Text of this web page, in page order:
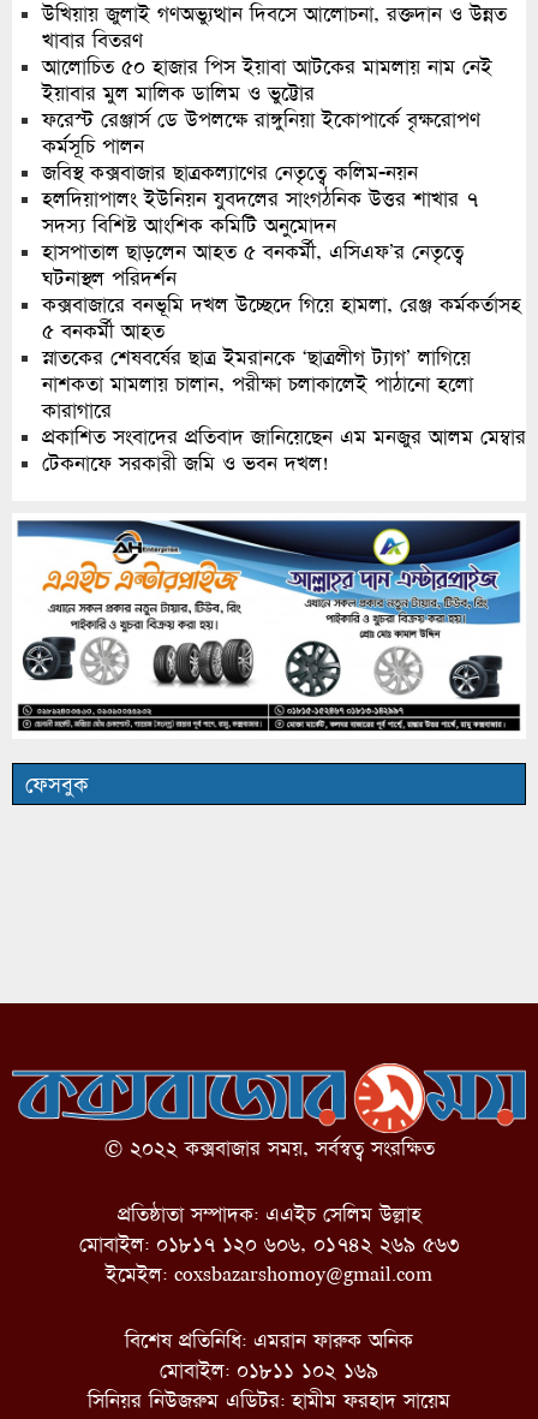
উখিয়ায় জুলাই গণঅভ্যুত্থান দিবসে আলোচনা, রক্তদান ও উন্নত
খাবার বিতরণ
আলোচিত ৫০ হাজার পিস ইয়াবা আটকের মামলায় নাম নেই
ইয়াবার মুল মালিক ডালিম ও ভুট্টোর
ফরেস্ট রেঞ্জার্স ডে উপলক্ষে রাঙ্গুনিয়া ইকোপার্কে বৃক্ষরোপণ
কর্মসূচি পালন
জবিস্থ কক্সবাজার ছাত্রকল্যাণের নেতৃত্বে কলিম-নয়ন
হলদিয়াপালং ইউনিয়ন যুবদলের সাংগঠনিক উত্তর শাখার ৭
সদস্য বিশিষ্ট আংশিক কমিটি অনুমোদন
হাসপাতাল ছাড়লেন আহত ৫ বনকর্মী, এসিএফ’র নেতৃত্বে
ঘটনাস্থল পরিদর্শন
কক্সবাজারে বনভূমি দখল উচ্ছেদে গিয়ে হামলা, রেঞ্জ কর্মকর্তাসহ
৫ বনকর্মী আহত
স্নাতকের শেষবর্ষের ছাত্র ইমরানকে ‘ছাত্রলীগ ট্যাগ’ লাগিয়ে
নাশকতা মামলায় চালান, পরীক্ষা চলাকালেই পাঠানো হলো
কারাগারে
প্রকাশিত সংবাদের প্রতিবাদ জানিয়েছেন এম মনজুর আলম মেম্বার
টেকনাফে সরকারী জমি ও ভবন দখল!
ফেসবুক
© ২০২২ কক্সবাজার সময়, সর্বস্বত্ব সংরক্ষিত
প্রতিষ্ঠাতা সম্পাদক: এএইচ সেলিম উল্লাহ
মোবাইল: ০১৮১৭ ১২০ ৬০৬, ০১৭৪২ ২৬৯ ৫৬৩
ইমেইল: coxsbazarshomoy@gmail.com
বিশেষ প্রতিনিধি: এমরান ফারুক অনিক
মোবাইল: ০১৮১১ ১০২ ১৬৯
সিনিয়র নিউজরুম এডিটর: হামীম ফরহাদ সায়েম